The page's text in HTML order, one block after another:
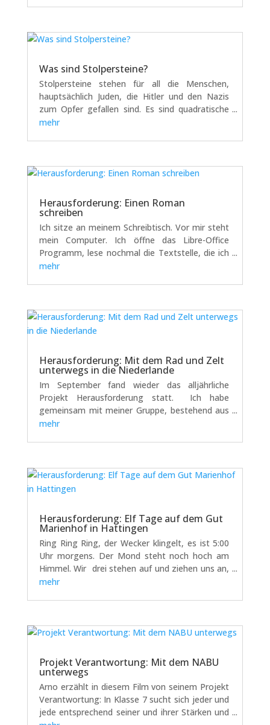
Was sind Stolpersteine?
Stolpersteine stehen für all die Menschen,
hauptsächlich Juden, die Hitler und den Nazis
zum Opfer gefallen sind. Es sind quadratische
Gedenktafeln aus Messing oder mittlerweile
mehr
Herausforderung: Einen Roman
schreiben
Ich sitze an meinem Schreibtisch. Vor mir steht
mein Computer. Ich öffne das Libre-Office
Programm, lese nochmal die Textstelle, die ich
gestern geschrieben habe und fange danach an,
mehr
Herausforderung: Mit dem Rad und Zelt
unterwegs in die Niederlande
Im September fand wieder das alljährliche
Projekt Herausforderung statt. Ich habe
gemeinsam mit meiner Gruppe, bestehend aus
fünf Schüler:innen und zwei ausgesprochen
mehr
Herausforderung: Elf Tage auf dem Gut
Marienhof in Hattingen
Ring Ring Ring, der Wecker klingelt, es ist 5:00
Uhr morgens. Der Mond steht noch hoch am
Himmel. Wir drei stehen auf und ziehen uns an,
laufen noch halb verschlafen zum Badezimmer
mehr
Projekt Verantwortung: Mit dem NABU
unterwegs
Arno erzählt in diesem Film von seinem Projekt
Verantwortung: In Klasse 7 sucht sich jeder und
jede entsprechend seiner und ihrer Stärken und